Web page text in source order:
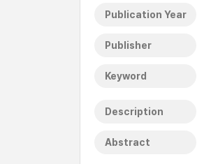
Publication Year
Publisher
Keyword
Description
Abstract